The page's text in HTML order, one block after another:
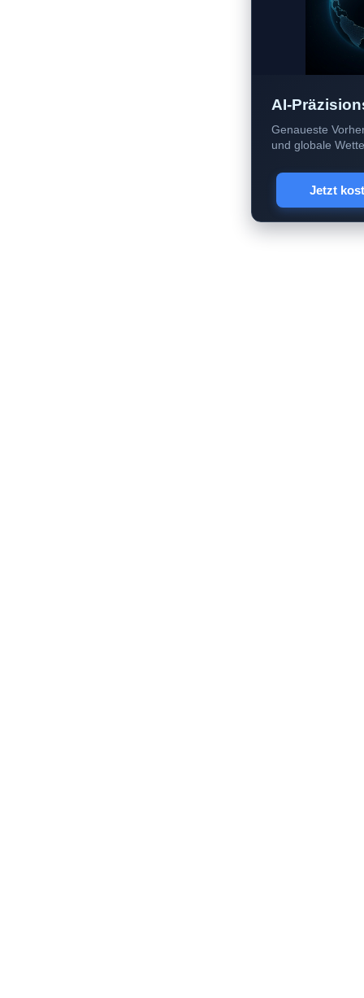
AI-
Genaueste
und globale
Jetzt